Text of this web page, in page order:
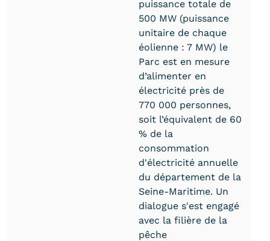
puissance totale de
500 MW (puissance
unitaire de chaque
éolienne : 7 MW) le
Parc est en mesure
d’alimenter en
électricité près de
770 000 personnes,
soit l’équivalent de 60
% de la
consommation
d'électricité annuelle
du département de la
Seine-Maritime. Un
dialogue s'est engagé
avec la filière de la
pêche